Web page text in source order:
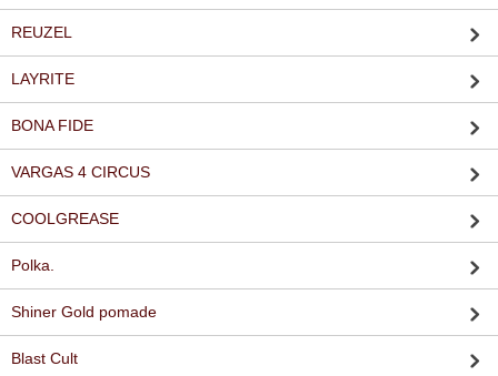
REUZEL
LAYRITE
BONA FIDE
VARGAS 4 CIRCUS
COOLGREASE
Polka.
Shiner Gold pomade
Blast Cult